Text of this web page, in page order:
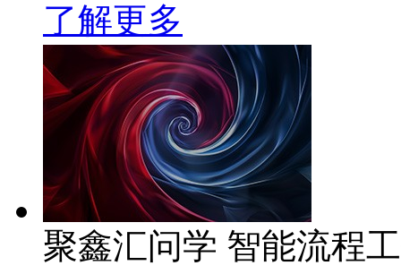
了解更多
聚鑫汇问学 智能流程